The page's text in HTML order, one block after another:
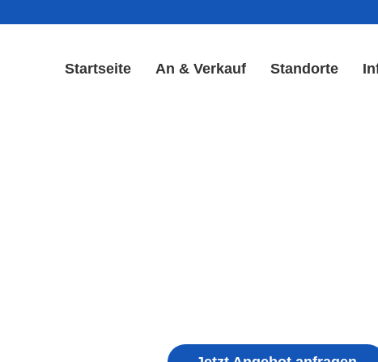
Startseite An & Verkauf Standorte